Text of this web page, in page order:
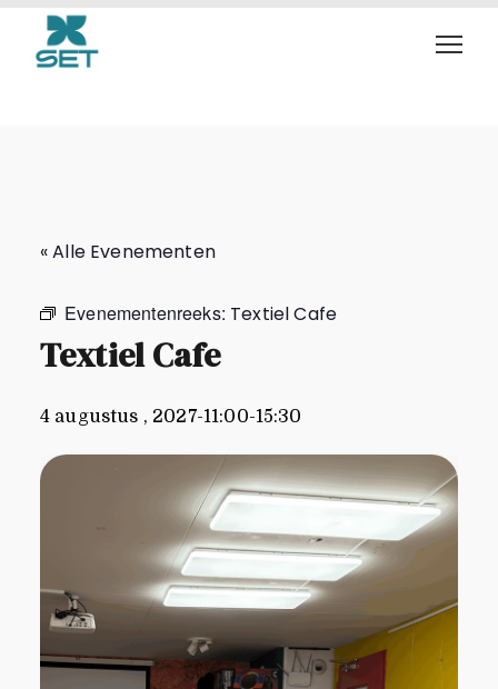
Textiel Cafe
« Alle Evenementen
Evenementenreeks: Textiel Cafe
Textiel Cafe
4 augustus , 2027-11:00-15:30